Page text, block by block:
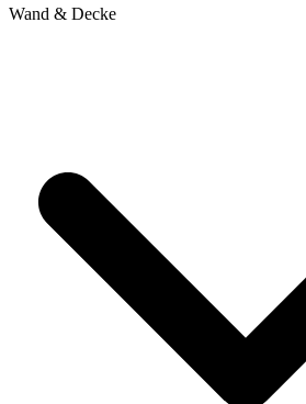
Wand & Decke